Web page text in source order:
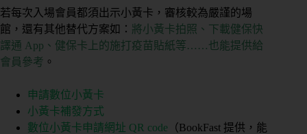
若每次入場會員都須出示小黃卡，審核較為嚴謹的場
館，還有其他替代方案如： 將小黃卡拍照、下載健保快
譯通 App、健保卡上的施打疫苗貼紙等……也能提供給
會員參考 。
申請數位小黃卡
小黃卡補發方式
數位小黃卡申請網址 QR code （BookFast 提供，能
私
人
／
理